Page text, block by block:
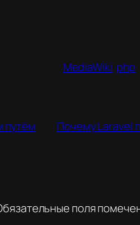
MediaWiki php
путём Почему Laravel
поля